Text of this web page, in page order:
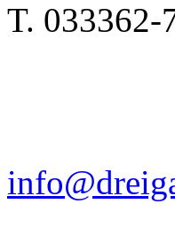
T. 033362-